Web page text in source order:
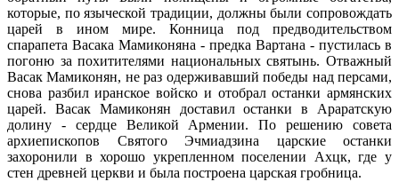
которые, по языческой традиции, должны были сопровождать
царей в ином мире. Конница под предводительством
спарапета Васака Мамиконяна - предка Вартана - пустилась в
погоню за похитителями национальных святынь. Отважный
Васак Мамиконян, не раз одерживавший победы над персами,
снова разбил иранское войско и отобрал останки армянских
царей. Васак Мамиконян доставил останки в Араратскую
долину - сердце Великой Армении. По решению совета
архиепископов Святого Эчмиадзина царские останки
захоронили в хорошо укрепленном поселении Ахцк, где у
стен древней церкви и была построена царская гробница.